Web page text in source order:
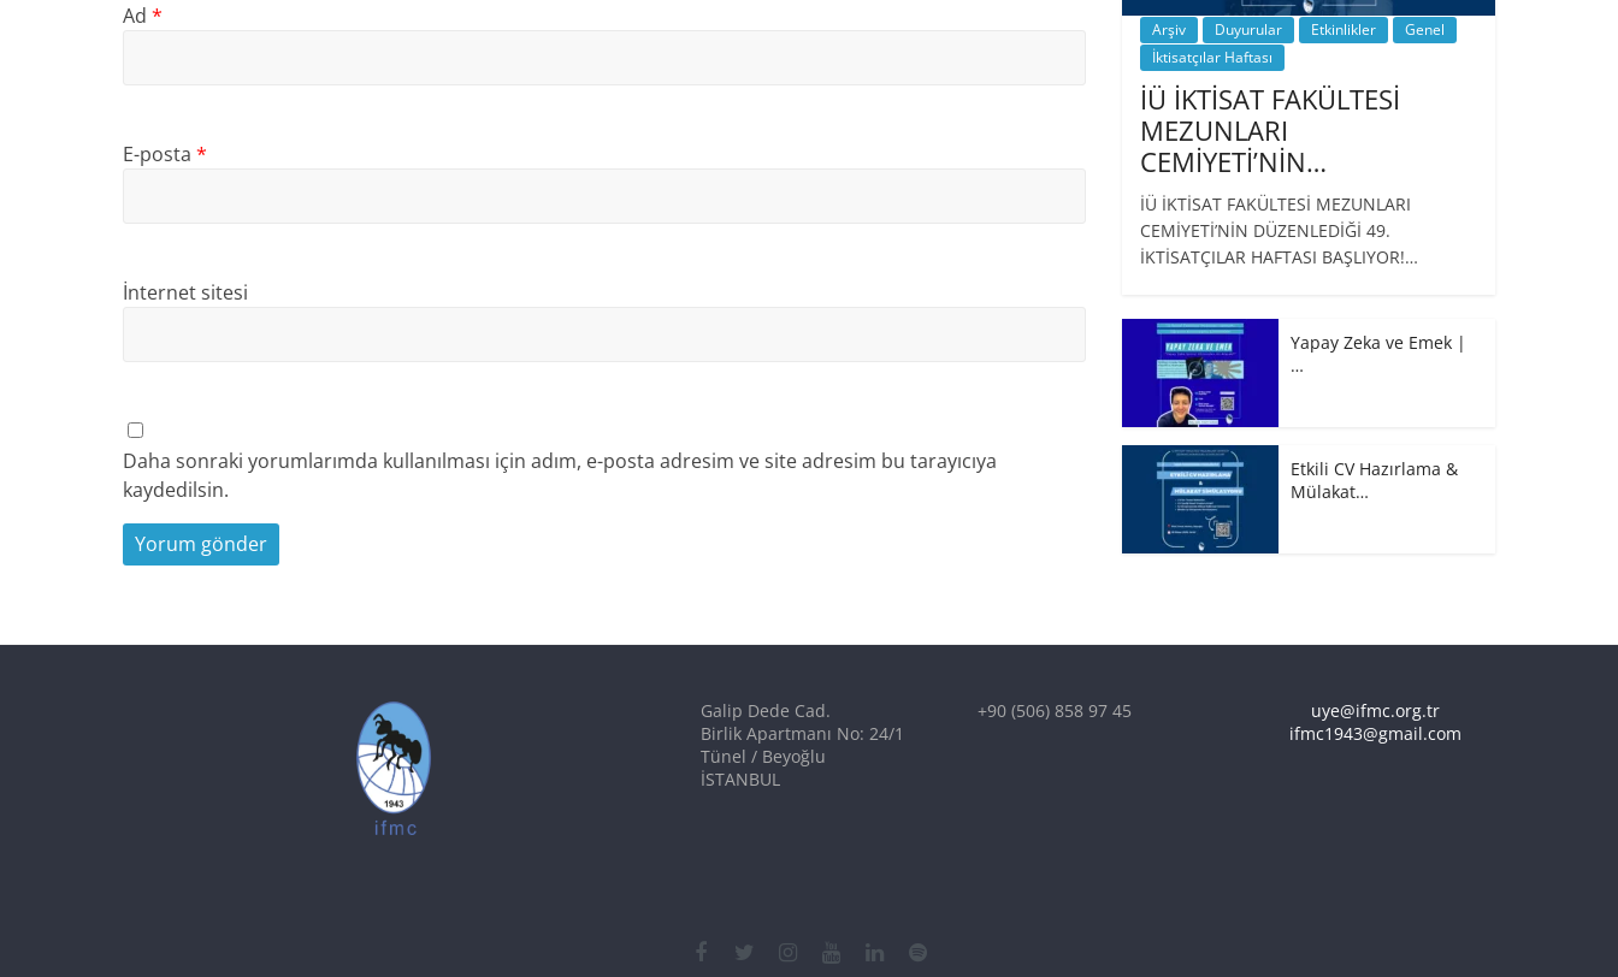
Ad *
E-posta *
İnternet sitesi
Daha sonraki yorumlarımda kullanılması için adım, e-posta adresim ve site adresim bu tarayıcıya
kaydedilsin.
Arşiv Duyurular Etkinlikler
Genel
İktisatçılar Haftası
İÜ İKTİSAT FAKÜLTESİ
MEZUNLARI
CEMİYETİ’NİN…
İÜ İKTİSAT FAKÜLTESİ MEZUNLARI
CEMİYETİ’NİN DÜZENLEDİĞİ 49.
İKTİSATÇILAR HAFTASI BAŞLIYOR!…
Yapay Zeka ve Emek |
…
Etkili CV Hazırlama &
Mülakat…
Galip Dede Cad.
Birlik Apartmanı No: 24/1
Tünel / Beyoğlu
İSTANBUL
+90 (506) 858 97 45
uye@ifmc.org.tr
ifmc1943@gmail.com